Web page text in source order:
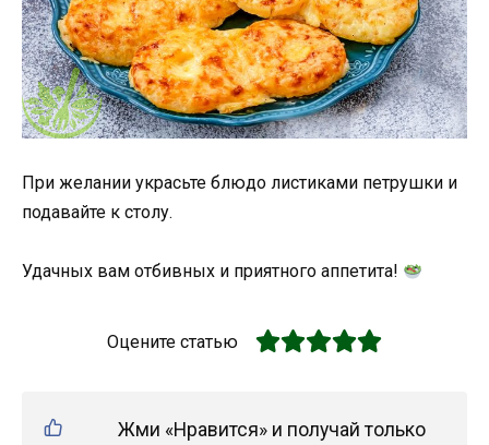
При желании украсьте блюдо листиками петрушки и
подавайте к столу.
Удачных вам отбивных и приятного аппетита!
Оцените статью
Жми «Нравится» и получай только